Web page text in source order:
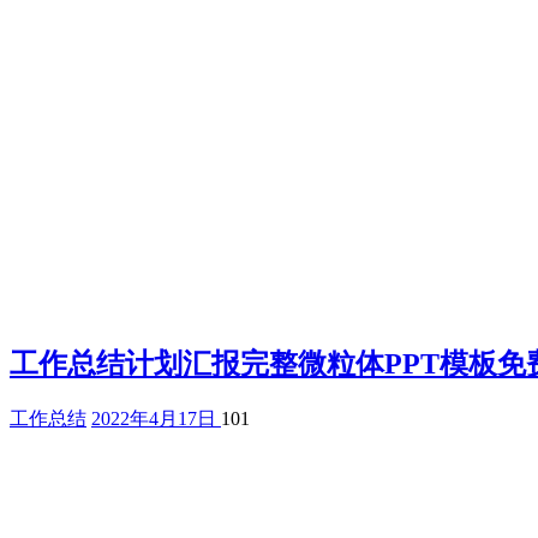
工作总结计划汇报完整微粒体PPT模板免
工作总结 2022年4月17日 101